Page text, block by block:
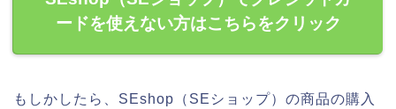
ードを使えない方はこちらをクリック
もしかしたら、SEshop（SEショップ）の商品の購入